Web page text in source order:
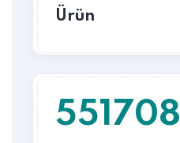
Ürün
551708